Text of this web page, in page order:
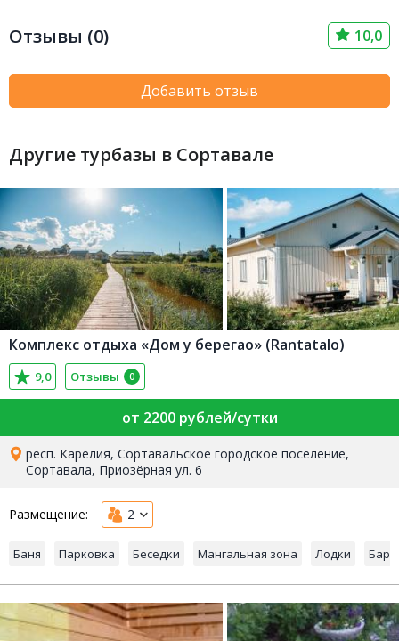
Отзывы (0) 10,0
Добавить отзыв
Другие турбазы в Сортавале
Комплекс отдыха «Дом у берегао» (Rantatalo)
9,0 Отзывы 0
от 2200 рублей/сутки
респ. Карелия, Сортавальское городское поселение,
Сортавала, Приозёрная ул. 6
Размещение: 2
Баня Парковка Беседки Мангальная зона Лодки Бар